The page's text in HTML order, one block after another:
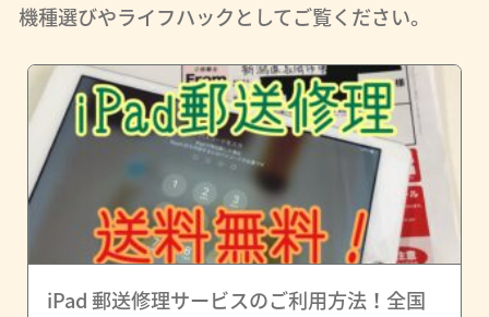
機種選びやライフハックとしてご覧ください。
iPad 郵送修理サービスのご利用方法！全国